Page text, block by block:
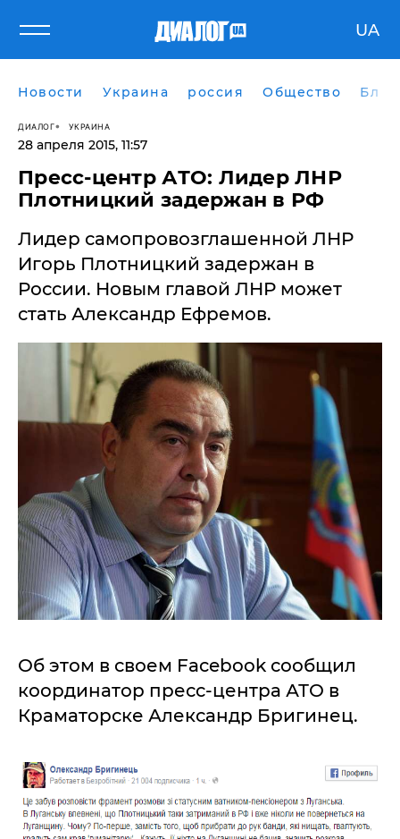
UA
Новости Украина россия Общество
ДИАЛОГ УКРАИНА
28 апреля 2015, 11:57
Пресс-центр АТО: Лидер ЛНР
Плотницкий задержан в РФ
Лидер самопровозглашенной ЛНР
Игорь Плотницкий задержан в
России. Новым главой ЛНР может
стать Александр Ефремов.
Об этом в своем Facebook сообщил
координатор пресс-центра АТО в
Краматорске Александр Бригинец.